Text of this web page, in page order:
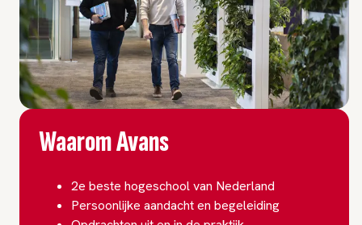
Waarom Avans
2e beste hogeschool van Nederland
Persoonlijke aandacht en begeleiding